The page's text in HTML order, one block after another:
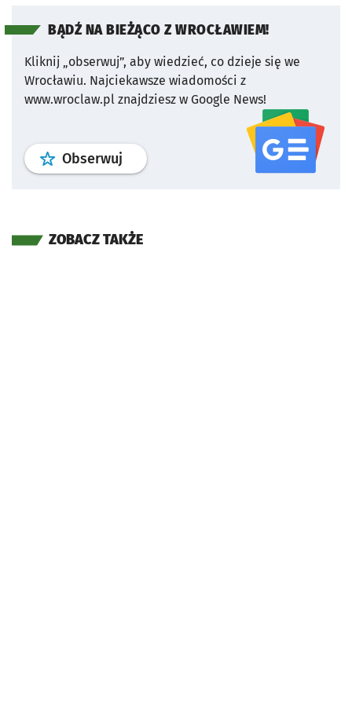
BĄDŹ NA BIEŻĄCO Z WROCŁAWIEM!
Kliknij „obserwuj”, aby wiedzieć, co dzieje się we
Wrocławiu. Najciekawsze wiadomości z
www.wroclaw.pl znajdziesz w Google News!
Obserwuj profil serwisu
ZOBACZ TAKŻE